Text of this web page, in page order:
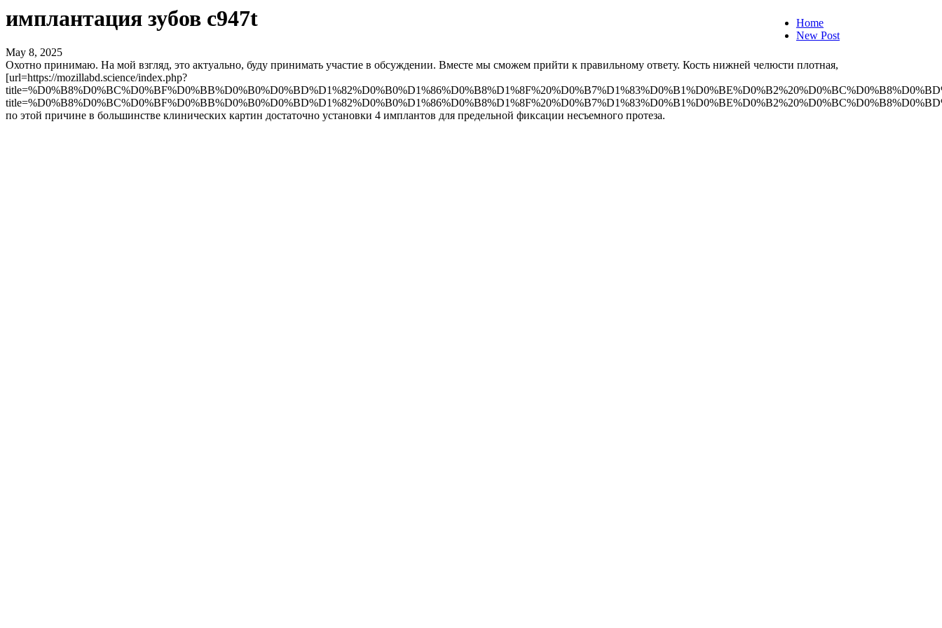
Home
New Post
имплантация зубов c947t
May 8, 2025
Охотно принимаю. На мой взгляд, это актуально, буду принимать участие в обсуждении. Вместе мы сможем прийти к правильному ответу. Кость нижней челюсти плотная,
[url=https://mozillabd.science/index.php?
по этой причине в большинстве клинических картин достаточно установки 4 имплантов для предельной фиксации несъемного протеза.